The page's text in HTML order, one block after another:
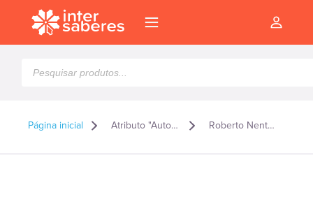
produtos
Página inicial Atributo "Autor" de produto Roberto Nentwig